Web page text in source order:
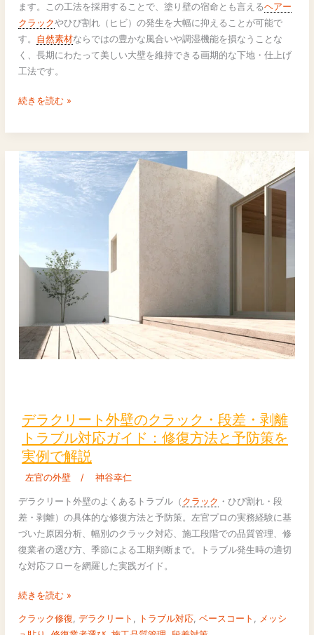
ます。この工法を採用することで、塗り壁の宿命とも言えるヘアー
クラックやひび割れ（ヒビ）の発生を大幅に抑えることが可能で
す。 自然素材ならではの豊かな風合いや調湿機能を損なうことな
く、長期にわたって美しい大壁を維持できる画期的な下地・仕上げ
工法です。
ー
の
組
み
リ
続きを読む »
デラクリート外壁のクラック・段差・剥離
トラブル対応ガイド：修復方法と予防策を
実例で解説
左官の外壁 / 神谷幸仁
デラクリート外壁のよくあるトラブル（ クラック ・ひび割れ・段
差・剥離）の具体的な修復方法と予防策。左官プロの実務経験に基
づいた原因分析、幅別のクラック対応、施工段階での品質管理、修
復業者の選び方、季節による工期判断まで。トラブル発生時の適切
な対応フローを網羅した実践ガイド。
リ
ー
ト
外
の
ッ
ク・
段
剥
続きを読む »
クラック修復,デラクリート , トラブル対応,ベースコート , メッシ